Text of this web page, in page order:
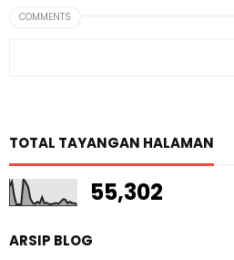
COMMENTS
TOTAL TAYANGAN HALAMAN
55,302
ARSIP BLOG